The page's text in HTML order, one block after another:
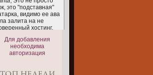
Для добавления
необходима
авторизация